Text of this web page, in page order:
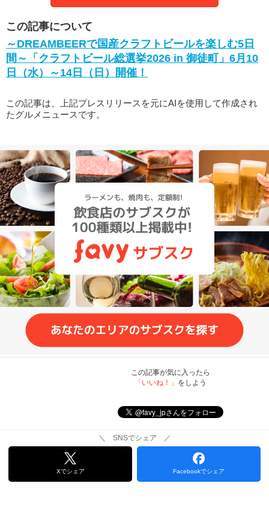
この記事について
～DREAMBEERで国産クラフトビールを楽しむ5日
間～「クラフトビール総選挙2026 in 御徒町」6月10
日（水）～14日（日）開催！
この記事は、上記プレスリリースを元にAIを使用して作成され
たグルメニュースです。
この記事が気に入ったら
「いいね！」 をしよう
＼ SNSでシェア ／
Xでシェア Facebookでシェア